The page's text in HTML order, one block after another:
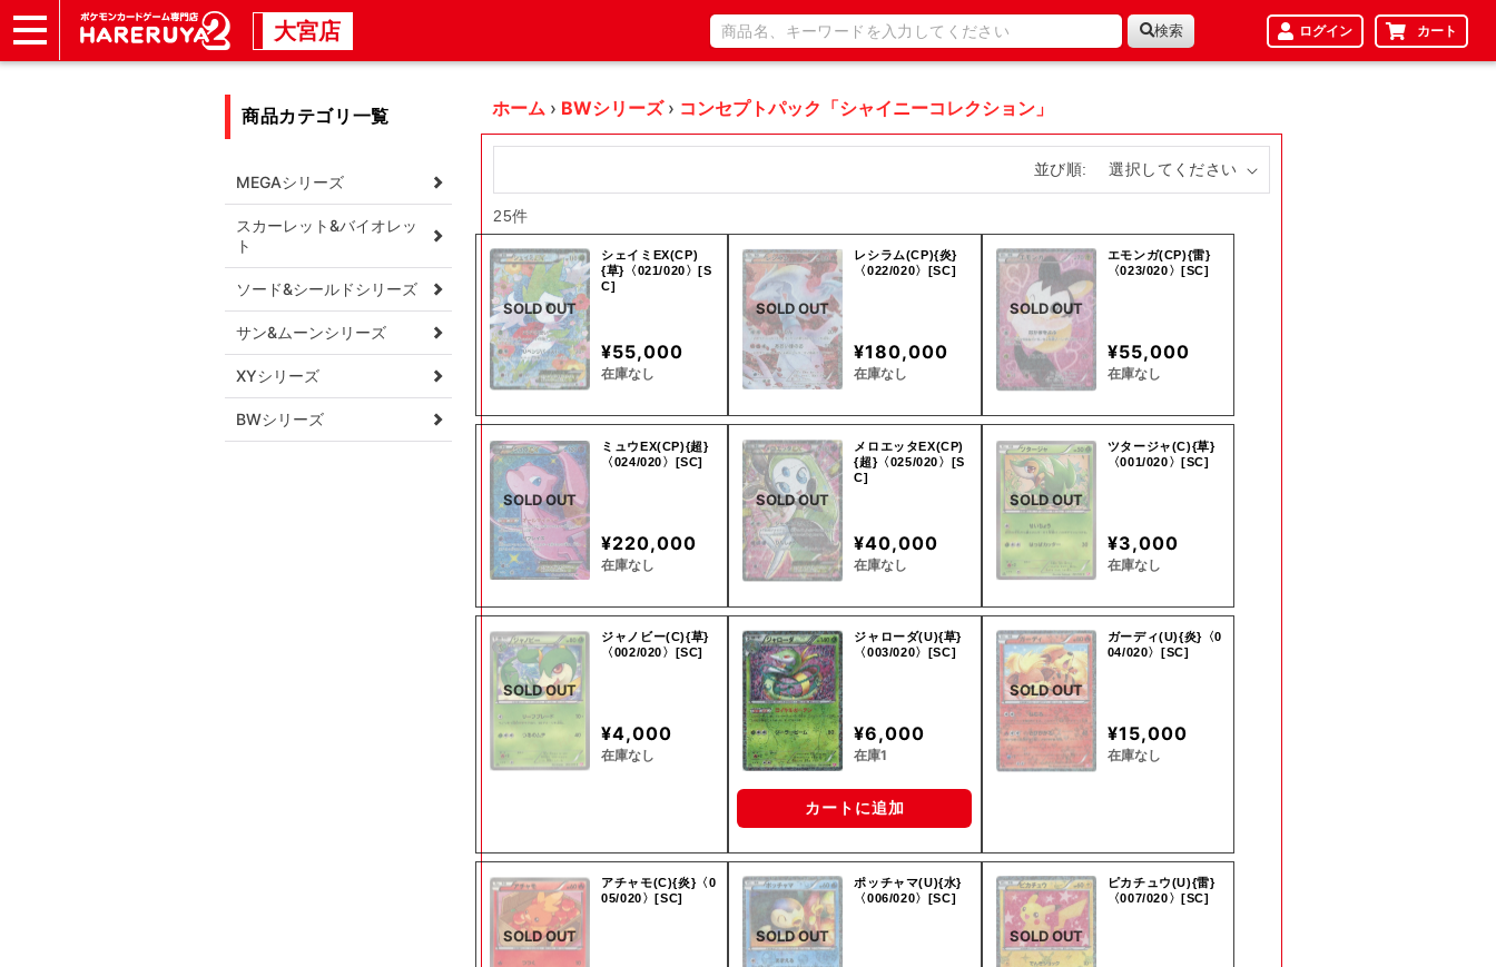
大宮店 検索 ログイン カート
商品カテゴリ一覧
MEGAシリーズ
スカーレット&バイオレッ
ト
ソード&シールドシリーズ
サン&ムーンシリーズ
XYシリーズ
BWシリーズ
ホーム › BWシリーズ › コンセプトパック「シャイニーコレクション」
並び順:
25件
SOLD OUT
シェイミEX(CP)
{草}〈021/020〉[S
C]
¥55,000
在庫なし
SOLD OUT
レシラム(CP){炎}
〈022/020〉[SC]
¥180,000
在庫なし
SOLD OUT
エモンガ(CP){雷}
〈023/020〉[SC]
¥55,000
在庫なし
SOLD OUT
ミュウEX(CP){超}
〈024/020〉[SC]
¥220,000
在庫なし
SOLD OUT
メロエッタEX(CP)
{超}〈025/020〉[S
C]
¥40,000
在庫なし
SOLD OUT
ツタージャ(C){草}
〈001/020〉[SC]
¥3,000
在庫なし
SOLD OUT
ジャノビー(C){草}
〈002/020〉[SC]
¥4,000
在庫なし
ジャローダ(U){草}
〈003/020〉[SC]
¥6,000
在庫1
カートに追加
SOLD OUT
ガーディ(U){炎}〈0
04/020〉[SC]
¥15,000
在庫なし
SOLD OUT
アチャモ(C){炎}〈0
05/020〉[SC]
SOLD OUT
ポッチャマ(U){水}
〈006/020〉[SC]
SOLD OUT
ピカチュウ(U){雷}
〈007/020〉[SC]